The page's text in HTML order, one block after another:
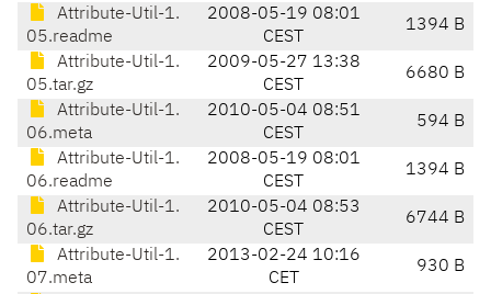
Attribute-Util-1.
05.readme
2008-05-19 08:01
CEST
1394 B
Attribute-Util-1.
05.tar.gz
2009-05-27 13:38
CEST
6680 B
Attribute-Util-1.
06.meta
2010-05-04 08:51
CEST
594 B
Attribute-Util-1.
06.readme
2008-05-19 08:01
CEST
1394 B
Attribute-Util-1.
06.tar.gz
2010-05-04 08:53
CEST
6744 B
Attribute-Util-1.
07.meta
2013-02-24 10:16
CET
930 B